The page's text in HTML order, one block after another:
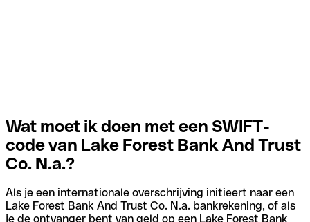
Wat moet ik doen met een SWIFT-
code van Lake Forest Bank And Trust
Co. N.a.?
Als je een internationale overschrijving initieert naar een
Lake Forest Bank And Trust Co. N.a. bankrekening, of als
je de ontvanger bent van geld op een Lake Forest Bank